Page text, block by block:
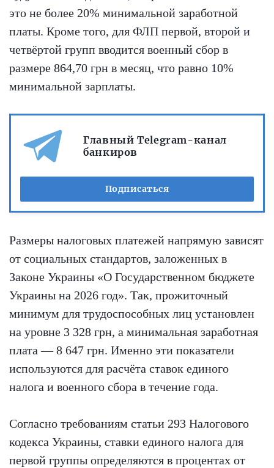
это не более 20% минимальной заработной
платы. Кроме того, для ФЛП первой, второй и
четвёртой групп вводится военный сбор в
размере 864,70 грн в месяц, что равно 10%
минимальной зарплаты.
Главный Telegram-канал
банкиров
Подписаться
Размеры налоговых платежей напрямую зависят
от социальных стандартов, заложенных в
Законе Украины «О Государственном бюджете
Украины на 2026 год». Так, прожиточный
минимум для трудоспособных лиц установлен
на уровне 3 328 грн, а минимальная заработная
плата — 8 647 грн. Именно эти показатели
используются для расчёта ставок единого
налога и военного сбора в течение года.
Согласно требованиям статьи 293 Налогового
кодекса Украины, ставки единого налога для
первой группы определяются в процентах от